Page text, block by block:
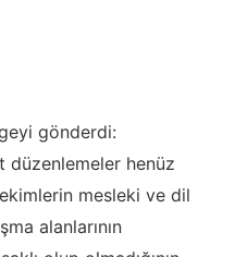
gönderdi:
düzenlemeler henüz
mesleki ve dil
alanlarının